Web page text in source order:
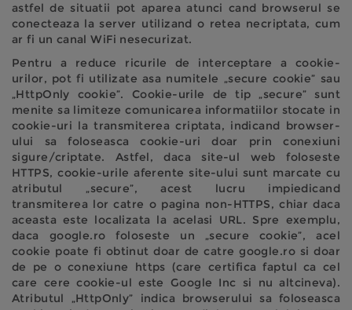
astfel de situatii pot aparea atunci cand browserul se
conecteaza la server utilizand o retea necriptata, cum
ar fi un canal WiFi nesecurizat.
Pentru a reduce ricurile de interceptare a cookie-
urilor, pot fi utilizate asa numitele „secure cookie” sau
„HttpOnly cookie”. Cookie-urile de tip „secure” sunt
menite sa limiteze comunicarea informatiilor stocate in
cookie-uri la transmiterea criptata, indicand browser-
ului sa foloseasca cookie-uri doar prin conexiuni
sigure/criptate. Astfel, daca site-ul web foloseste
HTTPS, cookie-urile aferente site-ului sunt marcate cu
atributul „secure”, acest lucru impiedicand
transmiterea lor catre o pagina non-HTTPS, chiar daca
aceasta este localizata la acelasi URL. Spre exemplu,
daca google.ro foloseste un „secure cookie”, acel
cookie poate fi obtinut doar de catre google.ro si doar
de pe o conexiune https (care certifica faptul ca cel
care cere cookie-ul este Google Inc si nu altcineva).
Atributul „HttpOnly” indica browserului sa foloseasca